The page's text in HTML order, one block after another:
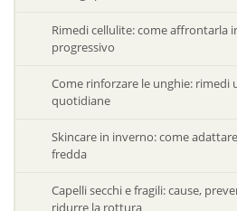
Rimedi cellulite: come affrontarla
progressivo
Come rinforzare le unghie:
quotidiane
Skincare in inverno: come
fredda
Capelli secchi e fragili: cause,
ridurre la rottura